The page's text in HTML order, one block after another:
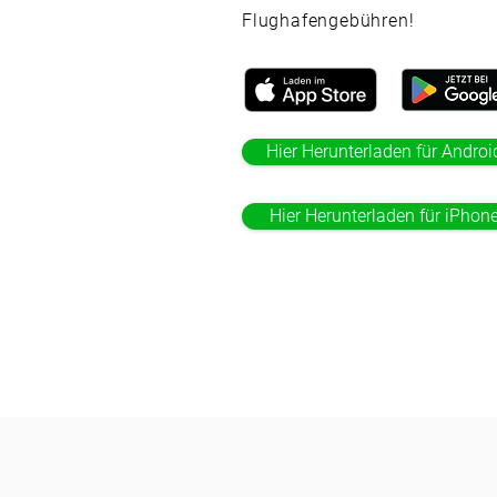
Flughafengebühren!
Hier Herunterladen für
Hier Herunterladen für